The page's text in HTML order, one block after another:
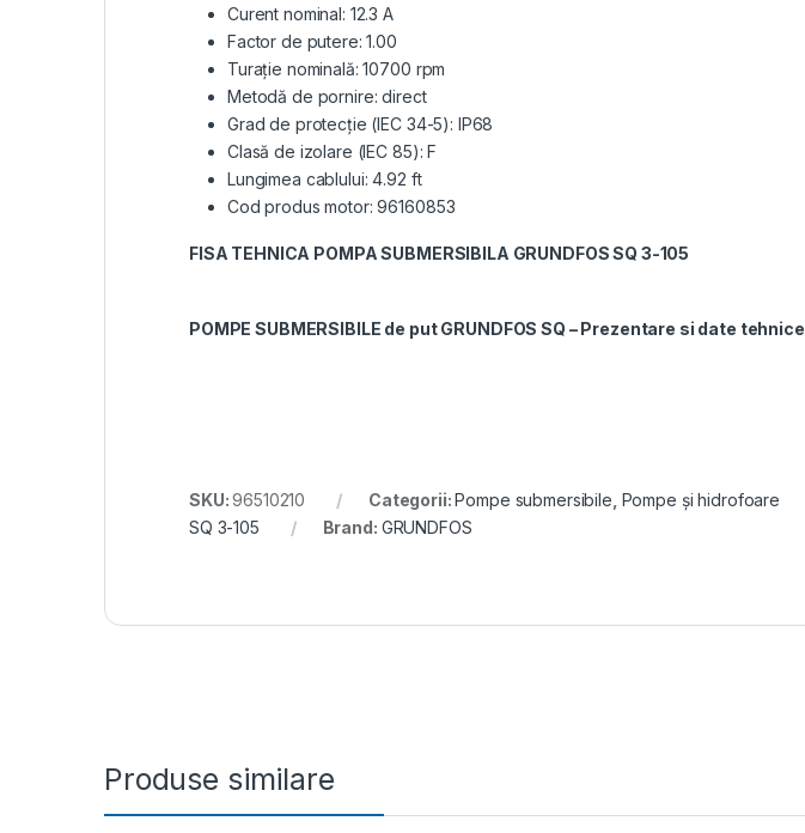
Curent nominal: 12.3 A
Factor de putere: 1.00
Turaţie nominală: 10700 rpm
Metodă de pornire: direct
Grad de protecţie (IEC 34-5): IP68
Clasă de izolare (IEC 85): F
Lungimea cablului: 4.92 ft
Cod produs motor: 96160853
FISA TEHNICA POMPA SUBMERSIBILA GRUNDFOS SQ 3-105
POMPE SUBMERSIBILE de put GRUNDFOS SQ – Prezentare si date tehnice
SKU:96510210 Categorii:Pompe submersibile Pompe și hidrofoare
SQ 3-105
Brand: GRUNDFOS
Produse similare